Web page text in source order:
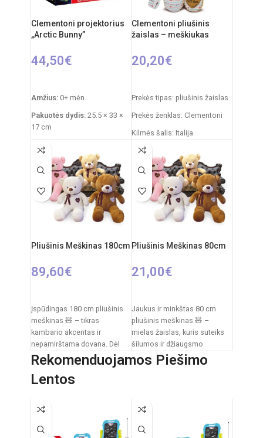
Clementoni projektorius
„Arctic Bunny”
44,50€
Amžius:0+ mėn.
Pakuotės dydis:25.5 × 33 ×
17 cm
Funkcijos: šviesų
projektorius, melodijos,
baltasis triukšmas
Medžiagos: pliušas,
išimant vidinį modulį
Clementoni
Clementoni pliušinis
žaislas – meškiukas
20,20€
Prekės tipas: pliušinis žaislas
Prekės ženklas: Clementoni
Kilmės šalis: Italija
Pakuotės išmatavimai: 31 x
20 x 11 cm
Rekomenduojamas amžius:
nuo 0 mėnesių
Pliušinis Meškinas 180cm
89,60€
Įspūdingas 180 cm pliušinis
meškinas 🧸 – tikras
kambario akcentas ir
nepamirštama dovana. Dėl
savo dydžio jis tampa ne tik
Pliušinis Meškinas 80cm
21,00€
Jaukus ir minkštas 80 cm
pliušinis meškinas 🧸 –
mielas žaislas, kuris suteiks
šilumos ir džiaugsmo
kiekvienam vaikui. Švelnus
pliušas,
Rekomenduojamos Piešimo
Lentos